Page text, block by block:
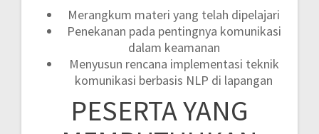
Merangkum materi yang telah dipelajari
Penekanan pada pentingnya komunikasi
dalam keamanan
Menyusun rencana implementasi teknik
komunikasi berbasis NLP di lapangan
PESERTA YANG